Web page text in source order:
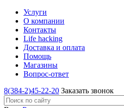
Услуги
О компании
Контакты
Life hacking
Доставка и оплата
Помощь
Магазины
Вопрос-ответ
8(384-2)45-22-20 Заказать звонок